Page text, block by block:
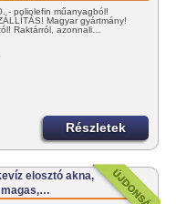
- poliolefin műanyagból!
Magyar gyártmány!
Raktárról, azonnali…
Részletek
elosztó akna,
magas,…